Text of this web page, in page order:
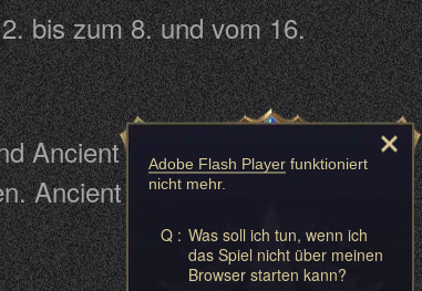
bis zum 8. und vom 16.
Ancient zu erhalten.
Ancient Keys können
Adobe Flash Player funktioniert
nicht mehr.
Q : Was soll ich tun, wenn ich
das Spiel nicht über meinen
Browser starten kann?